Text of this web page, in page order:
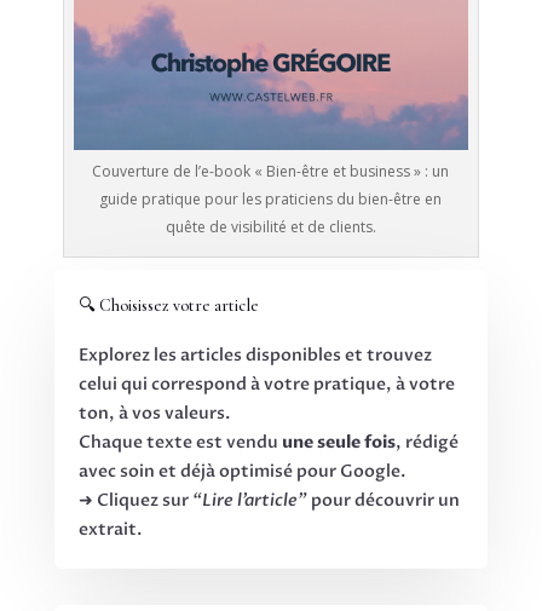
Couverture de l’e-book « Bien-être et business » : un
guide pratique pour les praticiens du bien-être en
quête de visibilité et de clients.
🔍 Choisissez votre article
Explorez les articles disponibles et trouvez
celui qui correspond à votre pratique, à votre
ton, à vos valeurs.
Chaque texte est vendu une seule fois, rédigé
avec soin et déjà optimisé pour Google.
➜ Cliquez sur “Lire l’article”pour découvrir un
extrait.